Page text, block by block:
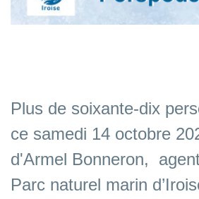
Plus de soixante-dix
ce samedi 14 octobre
d'Armel Bonneron,
Parc naturel marin